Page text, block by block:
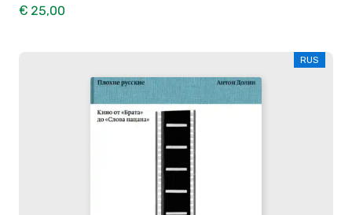
€ 25,00
RUS